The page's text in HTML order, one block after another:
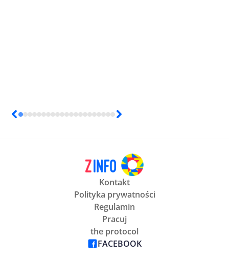
Kontakt
Polityka prywatności
Regulamin
Pracuj
the protocol
FACEBOOK